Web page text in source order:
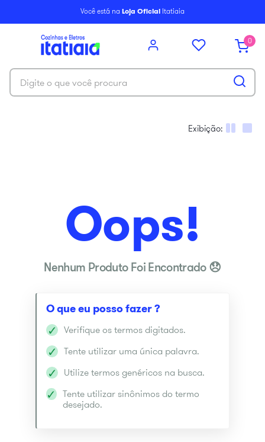
Você está na Loja Oficial Itatiaia
0
Digite o que você procura
Oops!
Verifique os termos digitados.
Tente utilizar uma única palavra.
Utilize termos genéricos na busca.
Tente utilizar sinônimos do termo
desejado.
balcão itatiaia
armário cozinha
9º
renova
new premium